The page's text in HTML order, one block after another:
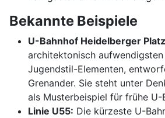
Bekannte Beispiele
U-Bahnhof Heidelberger
architektonisch
Jugendstil-Elementen,
Grenander. Sie steht unter
als Musterbeispiel für frühe U-
Linie U55: Die kürzeste U-